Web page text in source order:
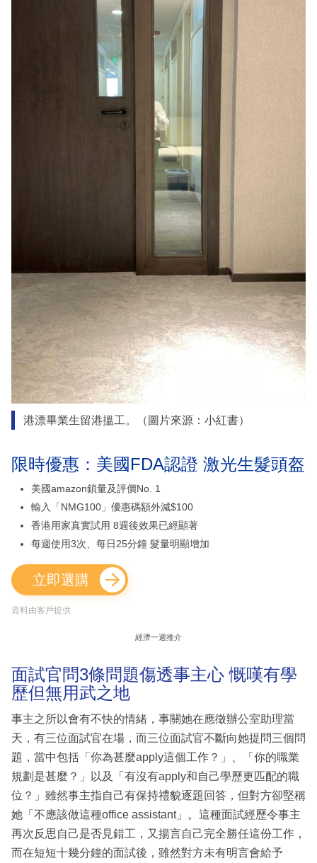
港漂畢業生留港搵工。（圖片來源：小紅書）
限時優惠：美國FDA認證 激光生髮頭盔
美國amazon鎖量及評價No. 1
輸入「NMG100」優惠碼額外減$100
香港用家真實試用 8週後效果已經顯著
每週使用3次、每日25分鐘 髮量明顯增加
立即選購
資料由客戶提供
經濟一週推介
面試官問3條問題傷透事主心 慨嘆有學
歷但無用武之地
事主之所以會有不快的情緒，事關她在應徵辦公室助理當
天，有三位面試官在場，而三位面試官不斷向她提問三個問
題，當中包括「你為甚麼apply這個工作？」、「你的職業
規劃是甚麼？」以及「有沒有apply和自己學歷更匹配的職
位？」雖然事主指自己有保持禮貌逐題回答，但對方卻堅稱
她「不應該做這種office assistant」。這種面試經歷令事主
再次反思自己是否見錯工，又揚言自己完全勝任這份工作，
而在短短十幾分鐘的面試後，雖然對方未有明言會給予